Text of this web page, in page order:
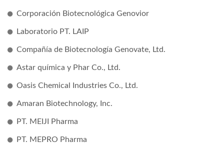
Corporación Biotecnológica Genovior
Laboratorio PT. LAIP
Compañía de Biotecnología Genovate, Ltd.
Astar química y Phar Co., Ltd.
Oasis Chemical Industries Co., Ltd.
Amaran Biotechnology, Inc.
PT. MEIJI Pharma
PT. MEPRO Pharma